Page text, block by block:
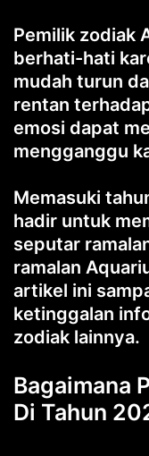
Pemilik zodiak
berhati-hati
mudah turun
rentan
emosi dapat
mengganggu
Memasuki
hadir untuk
seputar
ramalan
artikel ini
ketinggalan
zodiak lainnya.
Bagaimana
Di Tahun